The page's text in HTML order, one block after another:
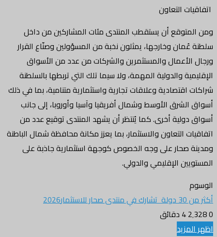
اتفاقيات التعاون
ومن المتوقع أن يستقطب المنتدى مئات المشاركين من داخل
سلطنة عُمان وخارجها، يمثلون نخبة من المسؤولين وصنّاع القرار
ورجال الأعمال والمستثمرين والشركات من عدد من الأسواق
الإقليمية والدولية المهمة، ولا سيما تلك التي تربطها بالسلطنة
شراكات اقتصادية وعلاقات تجارية واستثمارية متنامية، بما في ذلك
أسواق الشرق الأوسط وشمال أفريقيا وآسيا وأوروبا، إلى جانب
أسواق دولية أخرى. كما يُنتظر أن يشهد المنتدى توقيع عدد من
اتفاقيات التعاون والاستثمار، بما يعزز مكانة محافظة شمال الباطنة
ومدينة صحار على وجه الخصوص كوجهة استثمارية جاذبة على
المستويين الإقليمي والدولي.
الوسوم
أكثر من 30 دولة تشارك في منتدى صحار للاستثمار2026
0
4 دقائق
اظهر المزيد